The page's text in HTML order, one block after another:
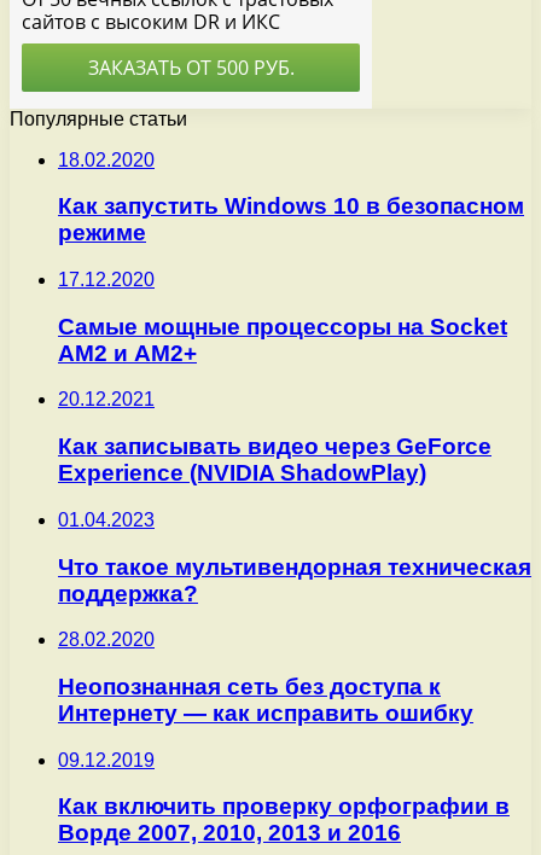
Популярные статьи
18.02.2020
Как запустить Windows 10 в безопасном
режиме
17.12.2020
Самые мощные процессоры на Socket
AM2 и AM2+
20.12.2021
Как записывать видео через GeForce
Experience (NVIDIA ShadowPlay)
01.04.2023
Что такое мультивендорная техническая
поддержка?
28.02.2020
Неопознанная сеть без доступа к
Интернету — как исправить ошибку
09.12.2019
Как включить проверку орфографии в
Ворде 2007, 2010, 2013 и 2016